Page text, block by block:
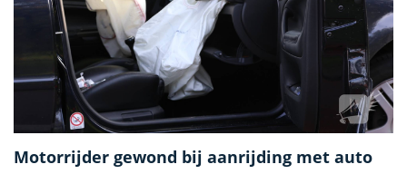
Motorrijder gewond bij aanrijding met auto